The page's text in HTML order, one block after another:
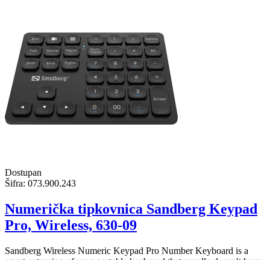
Dostupan
Šifra: 073.900.243
Numerička tipkovnica Sandberg Keypad
Pro, Wireless, 630-09
Sandberg Wireless Numeric Keypad Pro Number Keyboard is a